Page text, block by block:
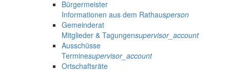
Bürgermeister
Informationen aus dem Rathausperson
Gemeinderat
Mitglieder & Tagungensupervisor_account
Ausschüsse
Terminesupervisor_account
Ortschaftsräte